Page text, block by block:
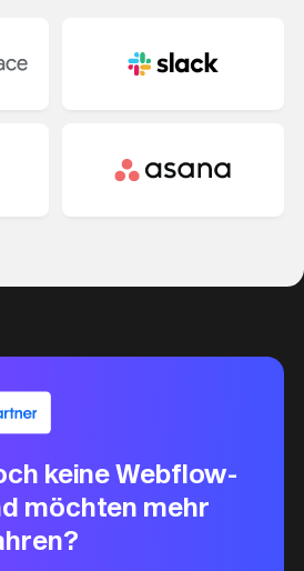
keine Webflow-
möchten mehr